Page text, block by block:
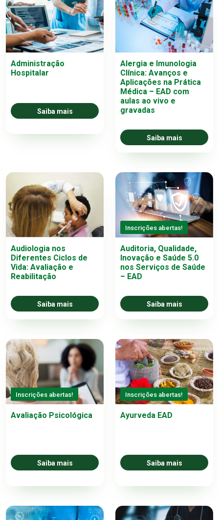
Administração
Hospitalar
Saiba mais
Alergia e Imunologia
Clínica: Avanços e
Aplicações na Prática
Médica – EAD com
aulas ao vivo e
gravadas
Saiba mais
Audiologia nos
Diferentes Ciclos de
Vida: Avaliação e
Reabilitação
Saiba mais
Inscrições abertas!
Auditoria, Qualidade,
Inovação e Saúde 5.0
nos Serviços de Saúde
– EAD
Saiba mais
Inscrições abertas!
Avaliação Psicológica
Saiba mais
Inscrições abertas!
Ayurveda EAD
Saiba mais